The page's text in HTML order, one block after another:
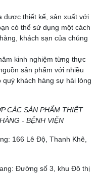
được thiết kế, sản xuất với
có thể sử dụng một cách
khách sạn của chúng
kinh nghiệm từng thực
sản phẩm với nhiều
khách hàng sự hài lòng
CÁC SẢN PHẨM THIẾT
- BỆNH VIỆN
166 Lê Độ, Thanh Khê,
Đường số 3, khu Đô thị